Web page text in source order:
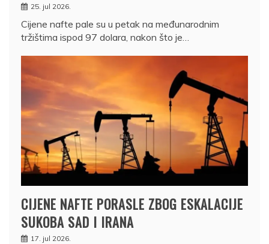
25. jul 2026.
Cijene nafte pale su u petak na međunarodnim
tržištima ispod 97 dolara, nakon što je…
CIJENE NAFTE PORASLE ZBOG ESKALACIJE
SUKOBA SAD I IRANA
17. jul 2026.